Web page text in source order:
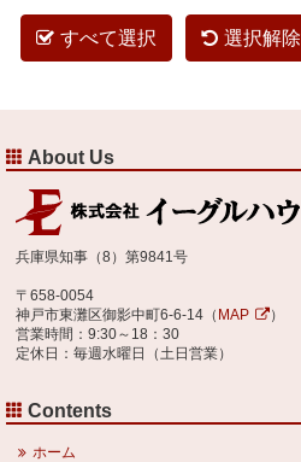
すべて選択 選択解除
About Us
兵庫県知事（8）第9841号
〒658-0054
神戸市東灘区御影中町6-6-14（ MAP
）
営業時間：9:30～18：30
定休日：毎週水曜日（土日営業）
Contents
ホーム